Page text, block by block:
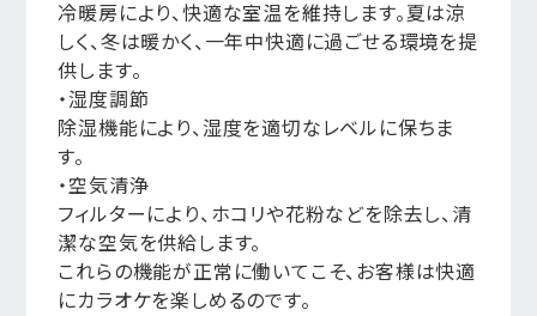
冷暖房により、快適な室温を維持します。夏は涼
しく、冬は暖かく、一年中快適に過ごせる環境を提
供します。
・湿度調節
除湿機能により、湿度を適切なレベルに保ちま
す。
・空気清浄
フィルターにより、ホコリや花粉などを除去し、清
潔な空気を供給します。
これらの機能が正常に働いてこそ、お客様は快適
にカラオケを楽しめるのです。